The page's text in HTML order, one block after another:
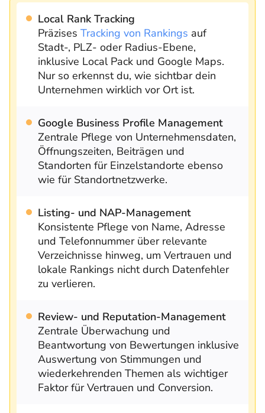
Local Rank Tracking
Präzises Tracking von Rankings auf
Stadt-, PLZ- oder Radius-Ebene,
inklusive Local Pack und Google Maps.
Nur so erkennst du, wie sichtbar dein
Unternehmen wirklich vor Ort ist.
Google Business Profile Management
Zentrale Pflege von Unternehmensdaten,
Öffnungszeiten, Beiträgen und
Standorten für Einzelstandorte ebenso
wie für Standortnetzwerke.
Listing- und NAP-Management
Konsistente Pflege von Name, Adresse
und Telefonnummer über relevante
Verzeichnisse hinweg, um Vertrauen und
lokale Rankings nicht durch Datenfehler
zu verlieren.
Review- und Reputation-Management
Zentrale Überwachung und
Beantwortung von Bewertungen inklusive
Auswertung von Stimmungen und
wiederkehrenden Themen als wichtiger
Faktor für Vertrauen und Conversion.